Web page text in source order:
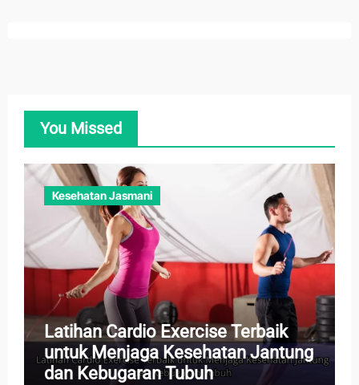
You Missed
Kesehatan Jasmani
Latihan Cardio Exercise Terbaik
untuk Menjaga Kesehatan Jantung
dan Kebugaran Tubuh